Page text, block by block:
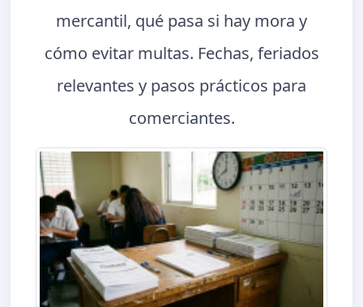
mercantil, qué pasa si hay mora y
cómo evitar multas. Fechas, feriados
relevantes y pasos prácticos para
comerciantes.